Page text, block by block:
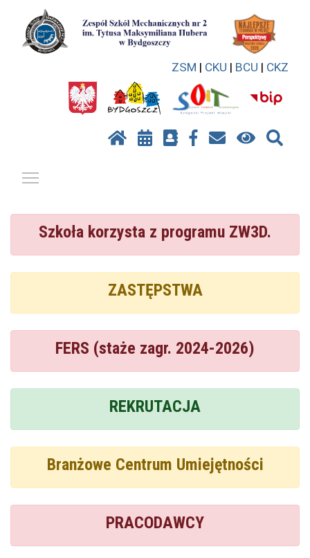
ZSM | CKU | BCU | CKZ
Szkoła korzysta z programu ZW3D.
ZASTĘPSTWA
FERS (staże zagr. 2024-2026)
REKRUTACJA
Branżowe Centrum Umiejętności
PRACODAWCY